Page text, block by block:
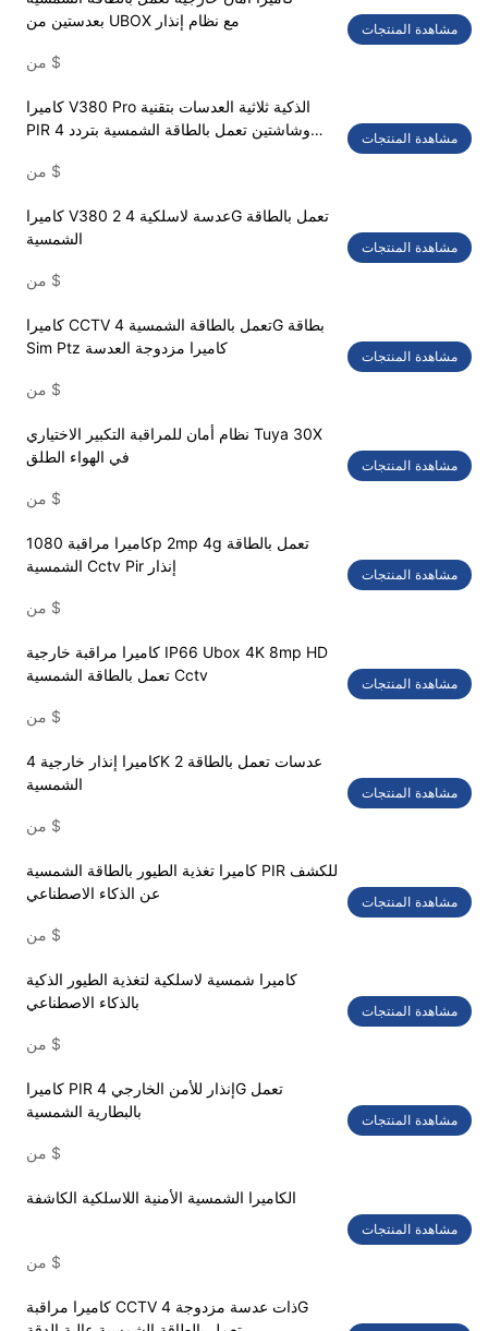
بعدستين من UBOX مع نظام إنذار
$
مشاهدة المنتجات
كاميرا V380 Pro الذكية ثلاثية العدسات بتقنية
PIR وشاشتين تعمل بالطاقة الشمسية بتردد 4
$
مشاهدة المنتجات
كاميرا V380 2 عدسة لاسلكية 4G تعمل بالطاقة
الشمسية
$
مشاهدة المنتجات
كاميرا CCTV تعمل بالطاقة الشمسية 4G بطاقة
Sim Ptz كاميرا مزدوجة العدسة
$
مشاهدة المنتجات
نظام أمان للمراقبة التكبير الاختياري Tuya 30X
في الهواء الطلق
$
مشاهدة المنتجات
كاميرا مراقبة 1080p 2mp 4g تعمل بالطاقة
الشمسية Cctv Pir إنذار
$
مشاهدة المنتجات
كاميرا مراقبة خارجية IP66 Ubox 4K 8mp HD
تعمل بالطاقة الشمسية Cctv
$
مشاهدة المنتجات
كاميرا إنذار خارجية 4K 2 عدسات تعمل بالطاقة
الشمسية
$
مشاهدة المنتجات
كاميرا تغذية الطيور بالطاقة الشمسية PIR للكشف
عن الذكاء الاصطناعي
$
مشاهدة المنتجات
كاميرا شمسية لاسلكية لتغذية الطيور الذكية
بالذكاء الاصطناعي
$
مشاهدة المنتجات
كاميرا PIR إنذار للأمن الخارجي 4G تعمل
بالبطارية الشمسية
$
مشاهدة المنتجات
الكاميرا الشمسية الأمنية اللاسلكية الكاشفة
$
مشاهدة المنتجات
كاميرا مراقبة CCTV ذات عدسة مزدوجة 4G